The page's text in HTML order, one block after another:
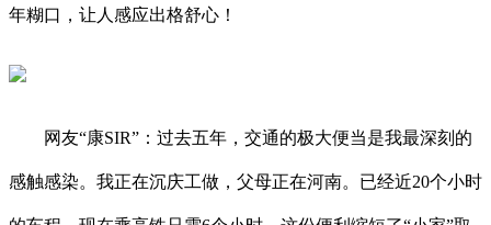
年糊口，让人感应出格舒心！
网友“康SIR”：过去五年，交通的极大便当是我最深刻的
感触感染。我正在沉庆工做，父母正在河南。已经近20个小时